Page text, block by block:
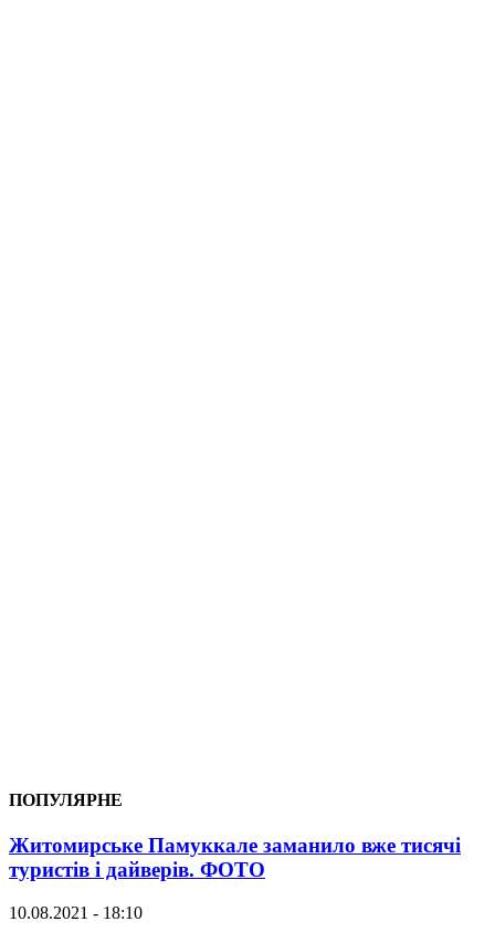
ПОПУЛЯРНЕ
Житомирське Памуккале заманило вже тисячі
туристів і дайверів. ФОТО
10.08.2021 - 18:10